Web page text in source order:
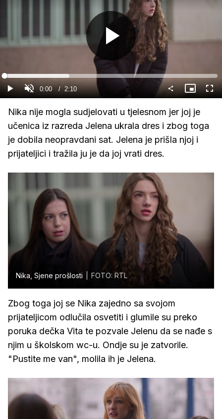
Gledaj
GledajUpali
zvuk
Current
Time
0:00 / Duration
2:10
Loaded:
30.52%
Slika
u
Nika nije mogla sudjelovati u tjelesnom jer joj je
učenica iz razreda Jelena ukrala dres i zbog toga
je dobila neopravdani sat. Jelena je prišla njoj i
prijateljici i tražila ju je da joj vrati dres.
Nika, Sjene prošlosti FOTO: RTL
Zbog toga joj se Nika zajedno sa svojom
prijateljicom odlučila osvetiti i glumile su preko
poruka dečka Vita te pozvale Jelenu da se nađe s
njim u školskom wc-u. Ondje su je zatvorile.
"Pustite me van", molila ih je Jelena.